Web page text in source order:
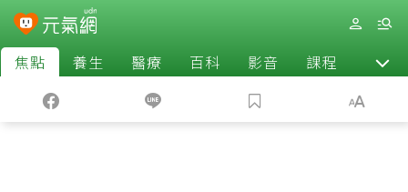
焦點 養生 醫療 百科 影音 課程 退休